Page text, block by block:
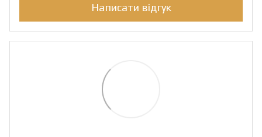
Написати відгук